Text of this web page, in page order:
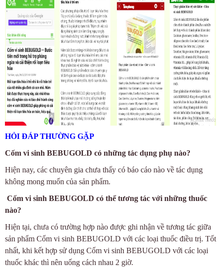
HỎI ĐÁP THƯỜNG GẶP
Cốm vi sinh BEBUGOLD có những tác dụng phụ nào?
Hiện nay, các chuyên gia chưa thấy có báo cáo nào về tác dụng
không mong muốn của sản phẩm.
Cốm vi sinh BEBUGOLD có thể tương tác với những thuốc
nào?
Hiện tại, chưa có trường hợp nào được ghi nhận về tương tác giữa
sản phẩm Cốm vi sinh BEBUGOLD với các loại thuốc điều trị. Tốt
nhất, khi kết hợp sử dụng Cốm vi sinh BEBUGOLD với các loại
thuốc khác thì nên uống cách nhau 2 giờ.